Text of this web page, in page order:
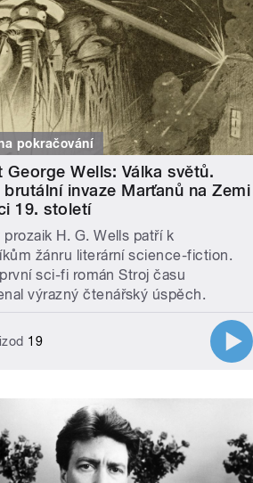
pokračování
George Wells: Válka světů.
brutální invaze Marťanů na Zemi
19. století
H. G. Wells patří k
žánru literární science-fiction.
sci-fi román Stroj času
výrazný čtenářský úspěch.
19